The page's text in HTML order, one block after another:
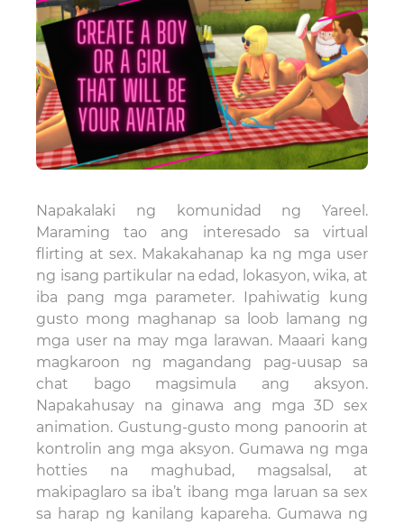
Napakalaki ng komunidad ng Yareel.
Maraming tao ang interesado sa virtual
flirting at sex. Makakahanap ka ng mga user
ng isang partikular na edad, lokasyon, wika, at
iba pang mga parameter. Ipahiwatig kung
gusto mong maghanap sa loob lamang ng
mga user na may mga larawan. Maaari kang
magkaroon ng magandang pag-uusap sa
chat bago magsimula ang aksyon.
Napakahusay na ginawa ang mga 3D sex
animation. Gustung-gusto mong panoorin at
kontrolin ang mga aksyon. Gumawa ng mga
hotties na maghubad, magsalsal, at
makipaglaro sa iba’t ibang mga laruan sa sex
sa harap ng kanilang kapareha. Gumawa ng